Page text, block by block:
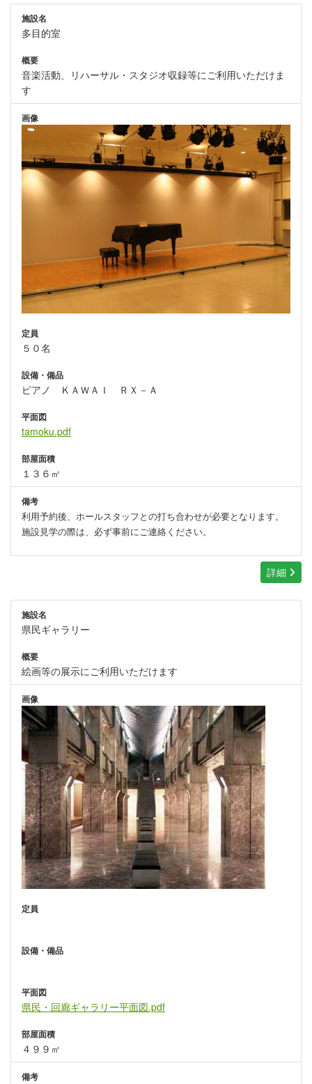
施設名
多目的室
概要
音楽活動、リハーサル・スタジオ収録等にご利用いただけま
す
画像
定員
５０名
設備・備品
ピアノ ＫＡＷＡＩ ＲＸ－Ａ
平面図
tamoku.pdf
部屋面積
１３６㎡
備考
利用予約後、ホールスタッフとの打ち合わせが必要となります。
施設見学の際は、必ず事前にご連絡ください。
詳細
施設名
県民ギャラリー
概要
絵画等の展示にご利用いただけます
画像
定員
設備・備品
平面図
県民・回廊ギャラリー平面図.pdf
部屋面積
４９９㎡
備考